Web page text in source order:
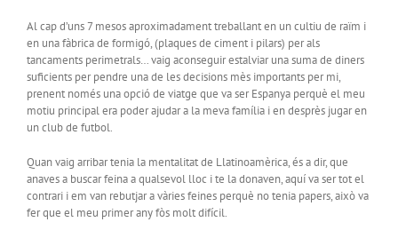
Al cap d’uns 7 mesos aproximadament treballant en un cultiu de raïm i
en una fàbrica de formigó, (plaques de ciment i pilars) per als
tancaments perimetrals… vaig aconseguir estalviar una suma de diners
suficients per pendre una de les decisions mès importants per mi,
prenent només una opció de viatge que va ser Espanya perquè el meu
motiu principal era poder ajudar a la meva família i en desprès jugar en
un club de futbol.
Quan vaig arribar tenia la mentalitat de Llatinoamèrica, és a dir, que
anaves a buscar feina a qualsevol lloc i te la donaven, aquí va ser tot el
contrari i em van rebutjar a vàries feines perquè no tenia papers, això va
fer que el meu primer any fòs molt difícil.